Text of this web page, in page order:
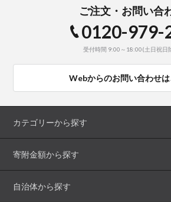
ご注文・お問い合
0120-979-
受付時間 9:00～18:00(土日祝日
Webからのお問い合わせ
カテゴリーから探す
寄附金額から探す
自治体から探す